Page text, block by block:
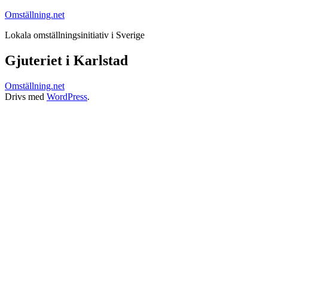
Hoppa
innehåll
Omställning.net
Lokala omställningsinitiativ i Sverige
Gjuteriet i Karlstad
Omställning.net
Drivs med WordPress.